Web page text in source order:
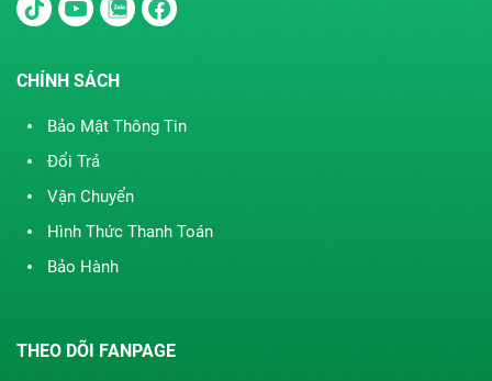
CHÍNH SÁCH
Bảo Mật Thông Tin
Đổi Trả
Vận Chuyển
Hình Thức Thanh Toán
Bảo Hành
THEO DÕI FANPAGE